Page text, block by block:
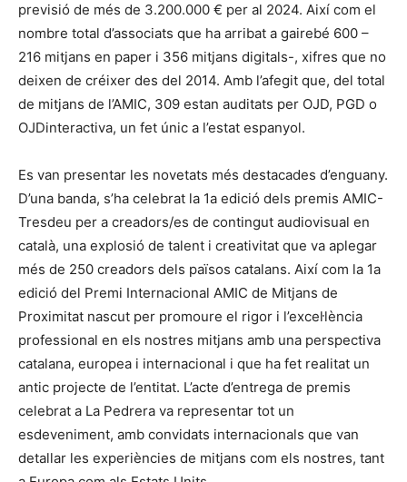
previsió de més de 3.200.000 € per al 2024. Així com el
nombre total d’associats que ha arribat a gairebé 600 –
216 mitjans en paper i 356 mitjans digitals-, xifres que no
deixen de créixer des del 2014. Amb l’afegit que, del total
de mitjans de l’AMIC, 309 estan auditats per OJD, PGD o
OJDinteractiva, un fet únic a l’estat espanyol.
Es van presentar les novetats més destacades d’enguany.
D’una banda, s’ha celebrat la 1a edició dels premis AMIC-
Tresdeu per a creadors/es de contingut audiovisual en
català, una explosió de talent i creativitat que va aplegar
més de 250 creadors dels països catalans. Així com la 1a
edició del Premi Internacional AMIC de Mitjans de
Proximitat nascut per promoure el rigor i l’excel·lència
professional en els nostres mitjans amb una perspectiva
catalana, europea i internacional i que ha fet realitat un
antic projecte de l’entitat. L’acte d’entrega de premis
celebrat a La Pedrera va representar tot un
esdeveniment, amb convidats internacionals que van
detallar les experiències de mitjans com els nostres, tant